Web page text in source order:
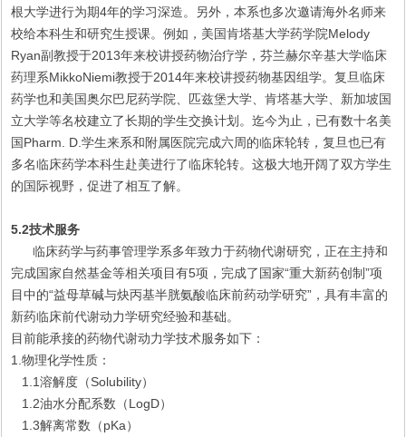
根大学进行为期4年的学习深造。另外，本系也多次邀请海外名师来
校给本科生和研究生授课。例如，美国肯塔基大学药学院Melody
Ryan副教授于2013年来校讲授药物治疗学，芬兰赫尔辛基大学临床
药理系MikkoNiemi教授于2014年来校讲授药物基因组学。复旦临床
药学也和美国奥尔巴尼药学院、匹兹堡大学、肯塔基大学、新加坡国
立大学等名校建立了长期的学生交换计划。迄今为止，已有数十名美
国Pharm. D.学生来系和附属医院完成六周的临床轮转，复旦也已有
多名临床药学本科生赴美进行了临床轮转。这极大地开阔了双方学生
的国际视野，促进了相互了解。
5.2技术服务
临床药学与药事管理学系多年致力于药物代谢研究，正在主持和
完成国家自然基金等相关项目有5项，完成了国家“重大新药创制”项
目中的“益母草碱与炔丙基半胱氨酸临床前药动学研究”，具有丰富的
新药临床前代谢动力学研究经验和基础。
目前能承接的药物代谢动力学技术服务如下：
1.物理化学性质：
1.1溶解度（Solubility）
1.2油水分配系数（LogD）
1.3解离常数（pKa）